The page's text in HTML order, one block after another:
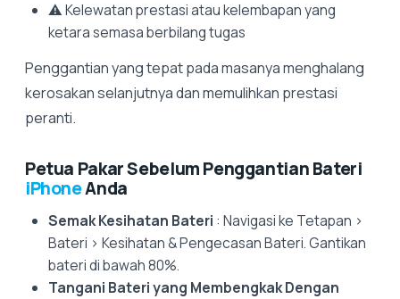
⚠️ Kelewatan prestasi atau kelembapan yang
ketara semasa berbilang tugas
Penggantian yang tepat pada masanya menghalang
kerosakan selanjutnya dan memulihkan prestasi
peranti.
Petua Pakar Sebelum Penggantian Bateri
iPhoneAnda
Semak Kesihatan Bateri : Navigasi ke Tetapan >
Bateri > Kesihatan & Pengecasan Bateri. Gantikan
bateri di bawah 80%.
Tangani Bateri yang Membengkak Dengan